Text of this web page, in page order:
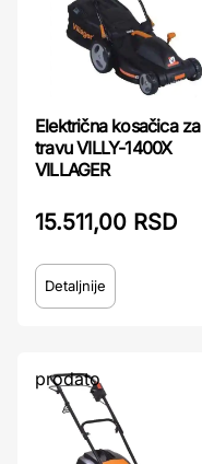
Električna kosačica za
travu VILLY-1400X
VILLAGER
15.511,00 RSD
Detaljnije
prodato